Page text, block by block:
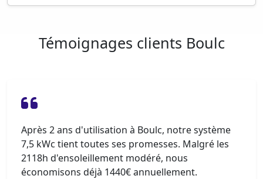
Témoignages clients Boulc
Après 2 ans d'utilisation à Boulc, notre système
7,5 kWc tient toutes ses promesses. Malgré les
2118h d'ensoleillement modéré, nous
économisons déjà 1440€ annuellement.